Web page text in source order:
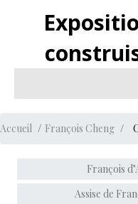
Accueil François Cheng
François
Assise de